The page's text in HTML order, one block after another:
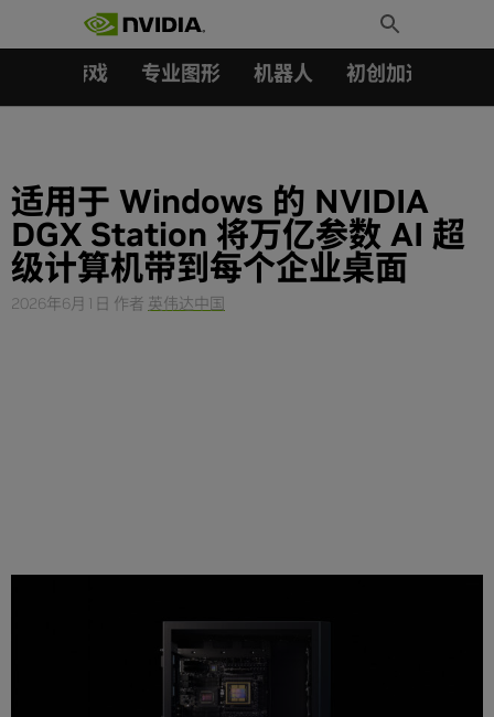
Toggle
Search
游戏 专业图形 机器人 初创加速会员成
适用于 Windows 的 NVIDIA
DGX Station 将万亿参数 AI 超
级计算机带到每个企业桌面
2026年6月1日 作者 英伟达中国